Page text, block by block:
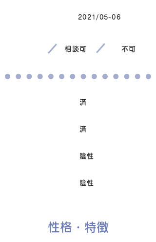
2021/05-06
相談可 不可
済
済
陰性
陰性
性格・特徴